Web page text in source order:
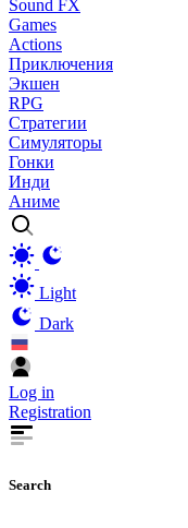
Sound FX
Games
Actions
Приключения
Экшен
RPG
Стратегии
Симуляторы
Гонки
Инди
Аниме
Light
Dark
Log in
Registration
Search